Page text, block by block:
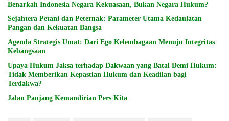
Benarkah Indonesia Negara Kekuasaan, Bukan Negara Hukum?
Sejahtera Petani dan Peternak: Parameter Utama Kedaulatan
Pangan dan Kekuatan Bangsa
Agenda Strategis Umat: Dari Ego Kelembagaan Menuju Integritas
Kebangsaan
Upaya Hukum Jaksa terhadap Dakwaan yang Batal Demi Hukum:
Tidak Memberikan Kepastian Hukum dan Keadilan bagi
Terdakwa?
Jalan Panjang Kemandirian Pers Kita